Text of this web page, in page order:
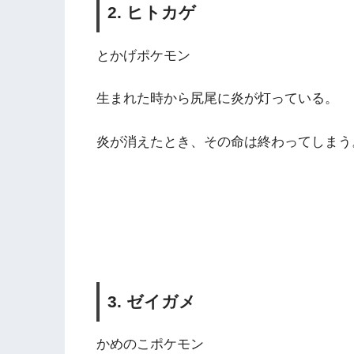
2. ヒトカゲ
とかげポケモン
生まれた時から尻尾に炎が灯っている。
炎が消えたとき、その命は終わってしま
3. ゼイガメ
かめのこポケモン